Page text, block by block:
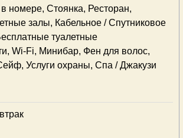
номере, Стоянка, Ресторан,
залы, Кабельное / Спутниковое
туалетные
Wi-Fi, Минибар, Фен для волос,
Услуги охраны, Спа / Джакузи